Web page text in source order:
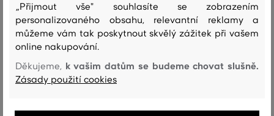
„Přijmout vše" souhlasíte se zobrazením
personalizovaného obsahu, relevantní reklamy a
můžeme vám tak poskytnout skvělý zážitek při vašem
online nakupování.
Děkujeme, k vašim datům se budeme chovat slušně.
Zásady použití cookies